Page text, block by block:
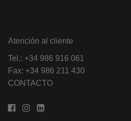
Atención al cliente
Tel.: +34 986 916 061
Fax: +34 986 211 430
CONTACTO